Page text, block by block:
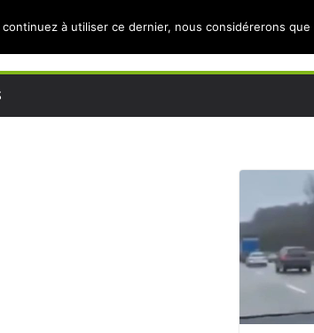
à utiliser ce dernier, nous considérerons